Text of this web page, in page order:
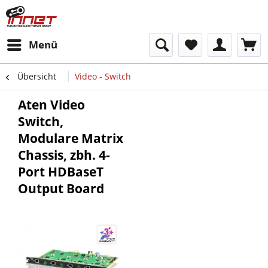
Menü
Übersicht Video - Switch
Aten Video
Switch,
Modulare Matrix
Chassis, zbh. 4-
Port HDBaseT
Output Board